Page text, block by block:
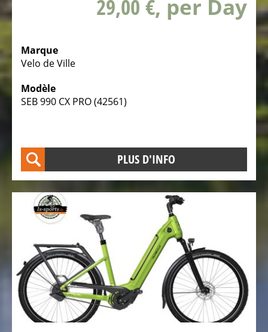
Vélos
tout-
électriques
VTT
de
électriques
Vélos
tout
chemin
électriques
Vélos
tout
chemin
VTC
29,00 €, per Day
Marque
Velo de Ville
Modèle
SEB 990 CX PRO (42561)
PLUS D'INFO